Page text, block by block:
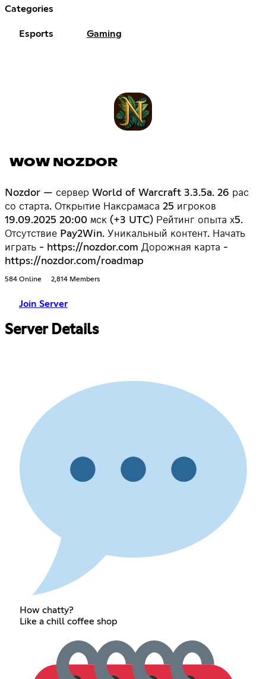
Categories
Esports Gaming
WOW NOZDOR
Nozdor — сервер World of Warcraft 3.3.5a. 26 рас
со старта. Открытие Наксрамаса 25 игроков
19.09.2025 20:00 мск (+3 UTC) Рейтинг опыта х5.
Отсутствие Pay2Win. Уникальный контент. Начать
играть - https://nozdor.com Дорожная карта -
https://nozdor.com/roadmap
584 Online 2,814 Members
Join Server
Server Details
How chatty?
Like a chill coffee shop